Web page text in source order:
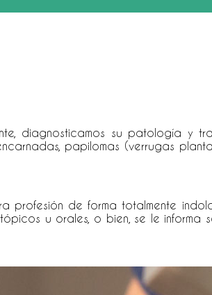
diagnosticamos su patología y
papilomas (verrugas
profesión de forma totalmente
u orales, o bien, se le informa